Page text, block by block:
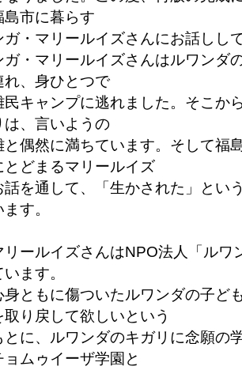
島市に暮らす
ガ・マリールイズさんにお話しし
ガ・マリールイズさんはルワンダ
れ、身ひとつで
民キャンプに逃れました。そこか
は、言いようの
と偶然に満ちています。そして福
とどまるマリールイズ
話を通して、「生かされた」とい
す。
リールイズさんはNPO法人「ル
ます。
身ともに傷ついたルワンダの子ど
取り戻して欲しいという
とに、ルワンダのキガリに念願の
ョムゥイーザ学園と